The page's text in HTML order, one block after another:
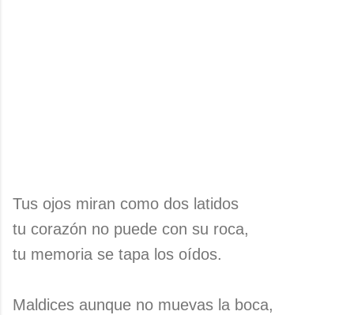
Tus ojos miran como dos latidos
tu corazón no puede con su roca,
tu memoria se tapa los oídos.
Maldices aunque no muevas la boca,